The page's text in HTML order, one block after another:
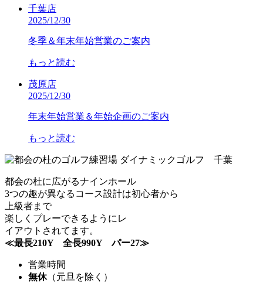
千葉店
2025/12/30
冬季＆年末年始営業のご案内
もっと読む
茂原店
2025/12/30
年末年始営業＆年始企画のご案内
もっと読む
都会の杜に広がるナインホール
3つの趣が異なるコース設計は初心者から
上級者まで
楽しくプレーできるようにレ
イアウトされてます。
≪最長210Y 全長990Y パー27≫
営業時間
無休（元旦を除く）